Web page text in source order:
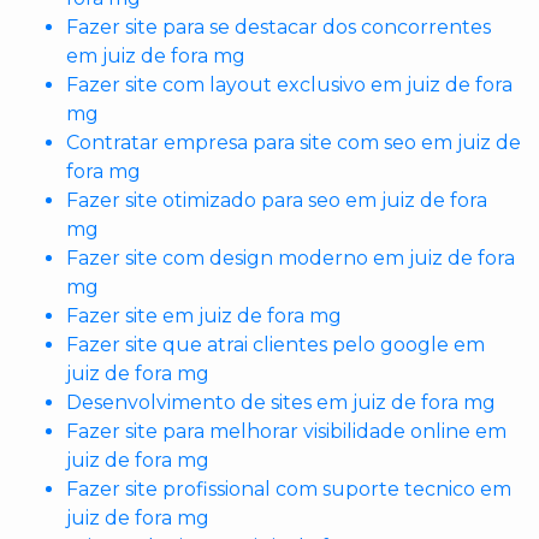
Fazer site para se destacar dos concorrentes
em juiz de fora mg
Fazer site com layout exclusivo em juiz de fora
mg
Contratar empresa para site com seo em juiz de
fora mg
Fazer site otimizado para seo em juiz de fora
mg
Fazer site com design moderno em juiz de fora
mg
Fazer site em juiz de fora mg
Fazer site que atrai clientes pelo google em
juiz de fora mg
Desenvolvimento de sites em juiz de fora mg
Fazer site para melhorar visibilidade online em
juiz de fora mg
Fazer site profissional com suporte tecnico em
juiz de fora mg